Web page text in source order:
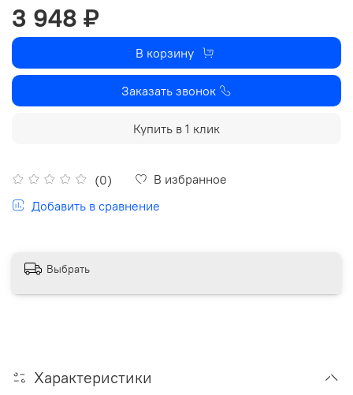
(0)
В избранное
Добавить в сравнение
3 948 ₽
В корзину
Заказать звонок
Купить в 1 клик
Выбрать
Характеристики